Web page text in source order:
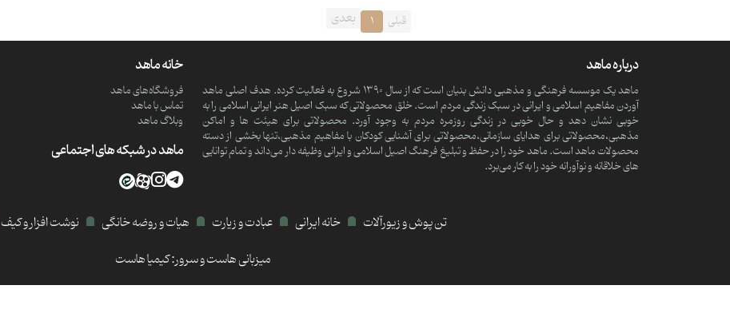
قبلی 1 بعدی
درباره ماهد
ماهد یک موسسه فرهنگی و مذهبی دانش بنیان است که از سال 1390 شروع به فعالیت کرده. هدف اصلی ماهد
آوردن مفاهیم اسلامی و ایرانی در سبک زندگی مردم است. خلق محصولاتی که سبک اصیل هنر ایرانی اسلامی را به
خوبی نشان دهد و حال خوبی در زندگی روزمره مردم به وجود آورد. محصولاتی برای هیئت ها و اماکن
مذهبی،محصولاتی برای هدایای سازمانی،محصولاتی برای آشنایی کودکان با مفاهیم مذهبی،تنها بخشی از دسته
محصولات ماهد است. ماهد خود را در حفظ و تبلیغ فرهنگ اصیل اسلامی و ایرانی وظیفه دار می‌داند و تمام توانایی
های خلاقانه و نوآورانه خود را به کار می‌برد.
خانه ماهد
فروشگاه‌های ماهد
تماس با ماهد
وبلاگ ماهد
ماهد در شبکه های اجتماعی
تن پوش و زیورآلات خانه ایرانی عبادت و زیارت هیات و روضه خانگی نوشت افزار و کیف
میزبانی هاست و سرور:کیمیا هاست